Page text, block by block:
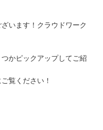
います！クラウドワーク
かピックアップしてご紹
覧ください！